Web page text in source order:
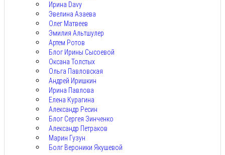
Ирина Davy
Эвелина Азаева
Олег Матвеев
Эмилия Альтшулер
Артем Ротов
Блог Ирины Сысоевой
Оксана Толстых
Ольга Павловская
Андрей Иришкин
Ирина Павлова
Елена Курагина
Александр Ресин
Блог Сергея Зинченко
Александр Петраков
Марин Гузун
Болг Вероники Якушевой